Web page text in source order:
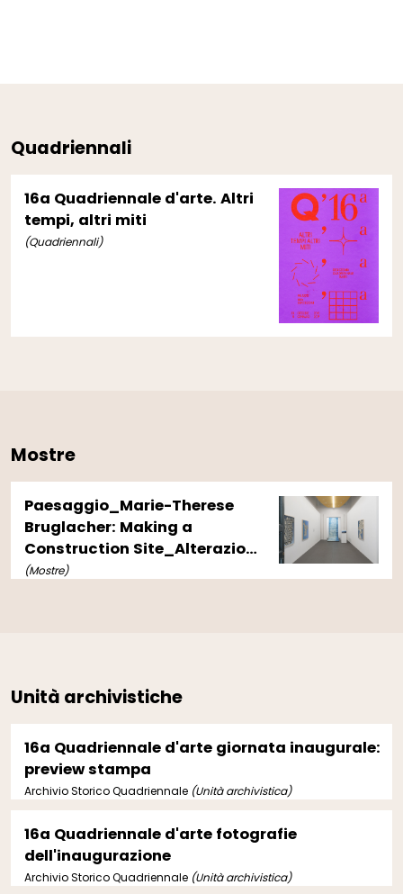
Quadriennali
16a Quadriennale d'arte. Altri
tempi, altri miti
(Quadriennali)
Mostre
Paesaggio_Marie-Therese
Bruglacher: Making a
Construction Site_Alterazioni
Video/Ryts Monet
(Mostre)
Unità archivistiche
16a Quadriennale d'arte giornata inaugurale:
preview stampa
Archivio Storico Quadriennale (Unità archivistica)
16a Quadriennale d'arte fotografie
dell'inaugurazione
Archivio Storico Quadriennale (Unità archivistica)